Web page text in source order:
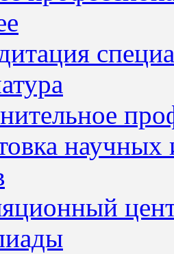
научных